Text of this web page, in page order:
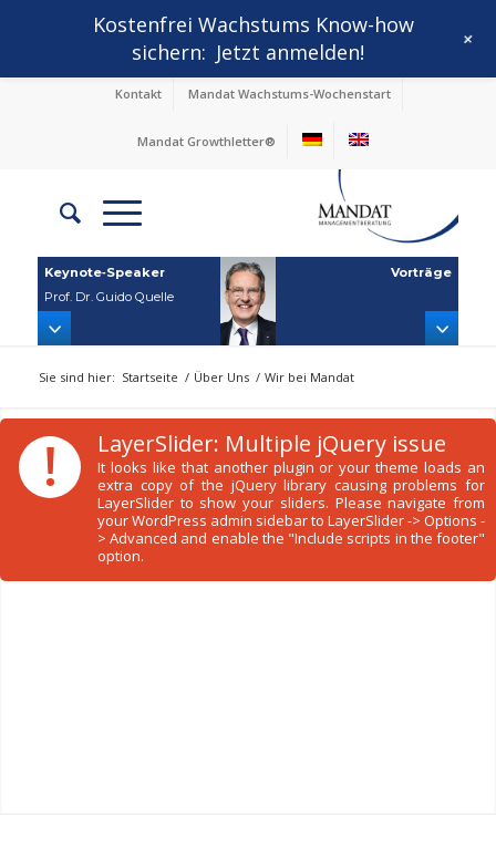
Kontakt Mandat Wachstums-Wochenstart
Mandat Growthletter®
Keynote‑Speaker
Prof. Dr. Guido Quelle
Vorträge
Sie sind hier: Startseite / Über Uns / Wir bei Mandat
! LayerSlider: Multiple jQuery issue
It looks like that another plugin or your theme loads an
extra copy of the jQuery library causing problems for
LayerSlider to show your sliders. Please navigate from
your WordPress admin sidebar to LayerSlider -> Options -
> Advanced and enable the "Include scripts in the footer"
option.
Kostenfrei Wachstums Know-how
sichern: Jetzt anmelden! +